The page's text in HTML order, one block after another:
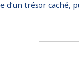
d’un trésor caché,